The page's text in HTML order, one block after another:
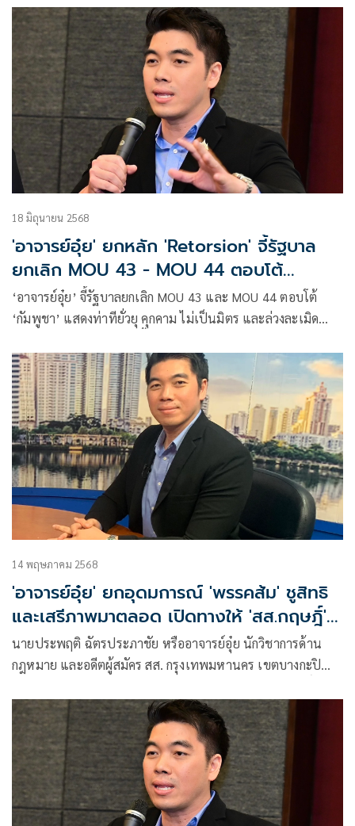
18 มิถุนายน 2568
'อาจารย์อุ๋ย' ยกหลัก 'Retorsion' จี้รัฐบาล
ยกเลิก MOU 43 - MOU 44 ตอบโต้
'กัมพูชา'
‘อาจารย์อุ๋ย’ จี้รัฐบาลยกเลิก MOU 43 และ MOU 44 ตอบโต้
‘กัมพูชา’ แสดงท่าทียั่วยุ คุกคาม ไม่เป็นมิตร และล่วงละเมิด
(Retorsion) ตามกฎหมายระหว่างประเทศ
14 พฤษภาคม 2568
'อาจารย์อุ๋ย' ยกอุดมการณ์ 'พรรคส้ม' ชูสิทธิ
และเสรีภาพมาตลอด เปิดทางให้ 'สส.กฤษฎิ์'
ย้ายพรรค
นายประพฤติ ฉัตรประภาชัย หรืออาจารย์อุ๋ย นักวิชาการด้าน
กฎหมาย และอดีตผู้สมัคร สส. กรุงเทพมหานคร เขตบางกะปิ
ธรรมานนท์ สส. พรรคประชาชน